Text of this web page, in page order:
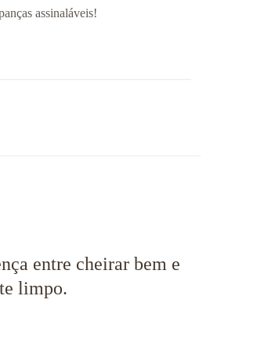
assinaláveis!
entre cheirar bem e
limpo.